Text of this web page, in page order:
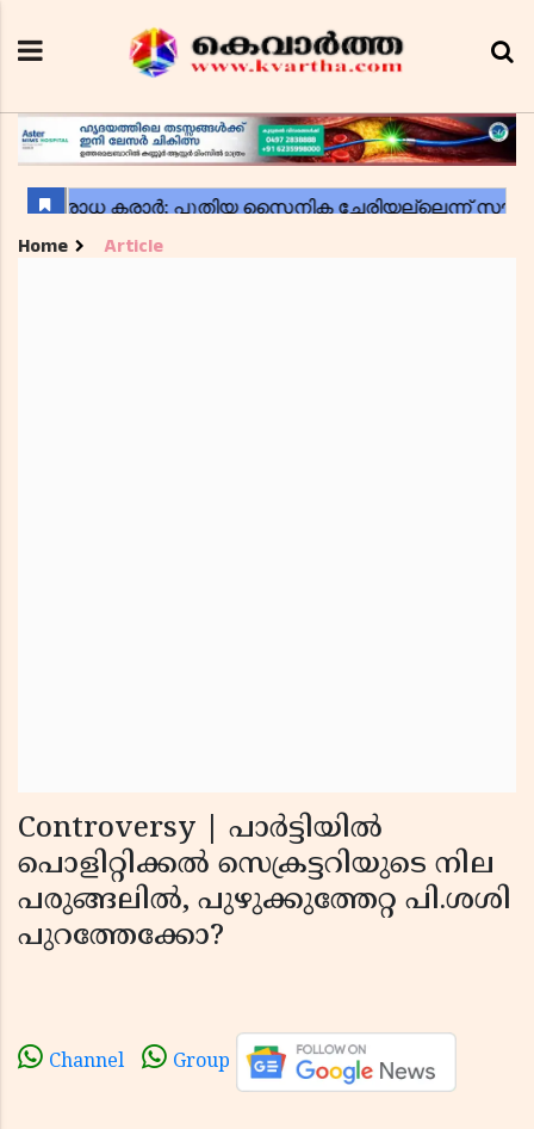
Home Article
Controversy | പാര്‍ട്ടിയില്‍
പൊളിറ്റിക്കല്‍ സെക്രട്ടറിയുടെ നില
പരുങ്ങലില്‍, പുഴുക്കുത്തേറ്റ പി.ശശി
പുറത്തേക്കോ?
Channel Group